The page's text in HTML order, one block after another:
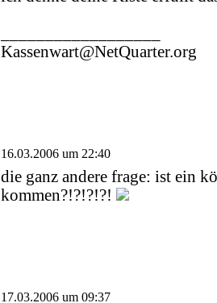
Kassenwart@NetQuarter.org
16.03.2006 um 22:40
die ganz andere frage: ist ein
kommen?!?!?!?!
17.03.2006 um 09:37